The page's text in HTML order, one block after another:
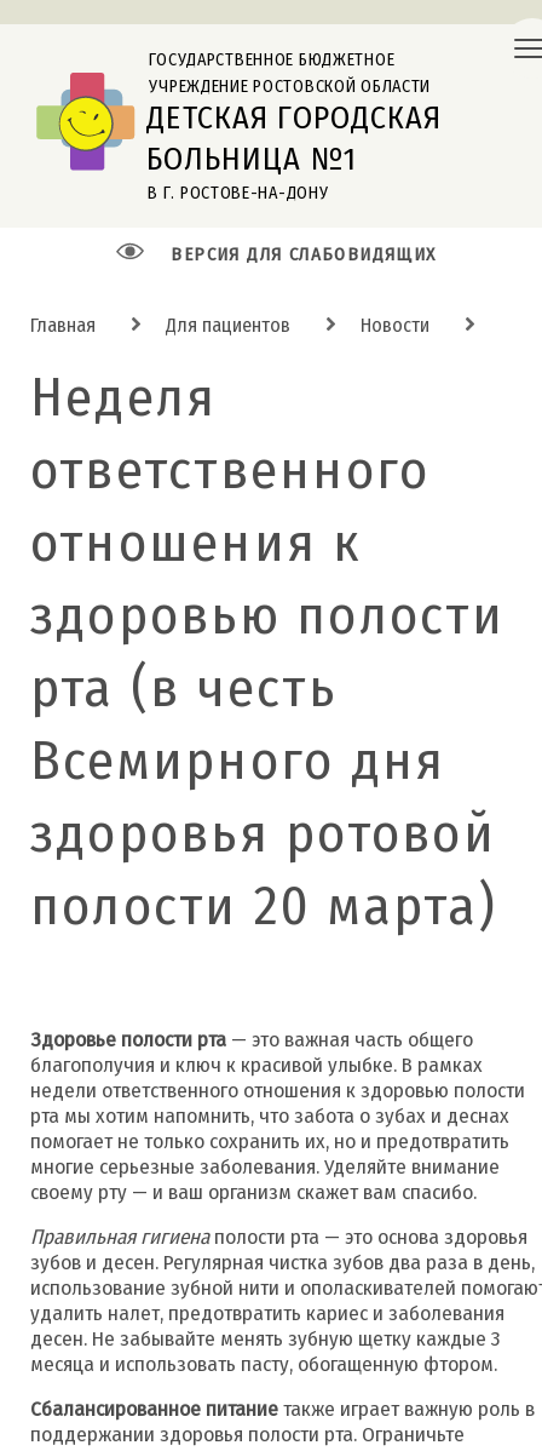
ДЕТСКАЯ ГОРОДСКАЯ
В Г. РОСТОВЕ-НА-ДОНУ
ГОСУДАРСТВЕННОЕ БЮДЖЕТНОЕ
УЧРЕЖДЕНИЕ РОСТОВСКОЙ ОБЛАСТИ
БОЛЬНИЦА №1
ВЕРСИЯ ДЛЯ СЛАБОВИДЯЩИХ
Главная Для пациентов Новости
Неделя
ответственного
отношения к
здоровью полости
рта (в честь
Всемирного дня
здоровья ротовой
полости 20 марта)
Здоровье полости рта — это важная часть общего
благополучия и ключ к красивой улыбке. В рамках
недели ответственного отношения к здоровью полости
рта мы хотим напомнить, что забота о зубах и деснах
помогает не только сохранить их, но и предотвратить
многие серьезные заболевания. Уделяйте внимание
своему рту — и ваш организм скажет вам спасибо.
Правильная гигиенаполости рта — это основа здоровья
зубов и десен. Регулярная чистка зубов два раза в день,
использование зубной нити и ополаскивателей
удалить налет, предотвратить кариес и заболевания
десен. Не забывайте менять зубную щетку каждые 3
месяца и использовать пасту, обогащенную фтором.
Сбалансированное питаниетакже играет важную роль в
поддержании здоровья полости рта. Ограничьте